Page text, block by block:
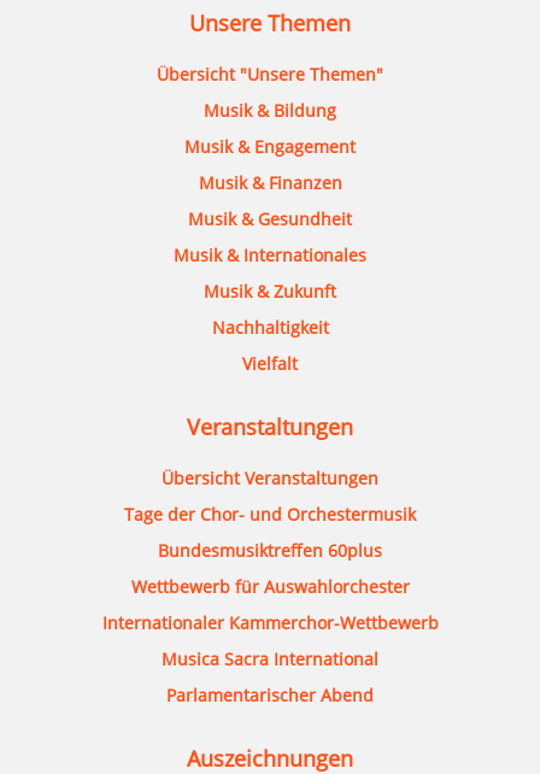
Unsere Themen
Übersicht "Unsere Themen"
Musik & Bildung
Musik & Engagement
Musik & Finanzen
Musik & Gesundheit
Musik & Internationales
Musik & Zukunft
Nachhaltigkeit
Vielfalt
Veranstaltungen
Übersicht Veranstaltungen
Tage der Chor- und Orchestermusik
Bundesmusiktreffen 60plus
Wettbewerb für Auswahlorchester
Internationaler Kammerchor-Wettbewerb
Musica Sacra International
Parlamentarischer Abend
Auszeichnungen